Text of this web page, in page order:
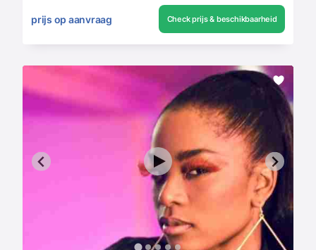
prijs op aanvraag Check prijs & beschikbaarheid